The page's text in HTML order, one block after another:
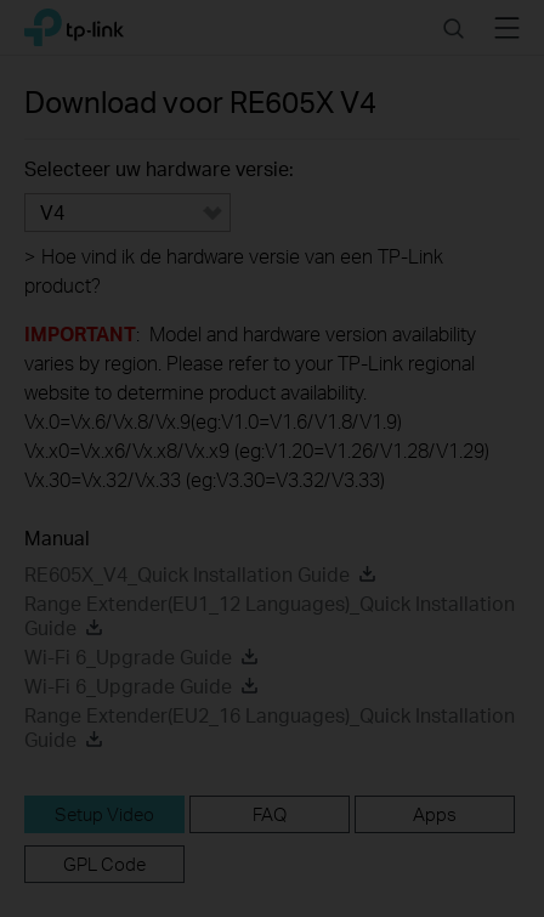
Click
navigation
TP-Link, Reliably Smart SearchMenu
Download voor RE605X V4
Selecteer uw hardware versie:
V4
> Hoe vind ik de hardware versie van een TP-Link
product?
IMPORTANT: Model and hardware version availability
varies by region. Please refer to your TP-Link regional
website to determine product availability.
Vx.0=Vx.6/Vx.8/Vx.9(eg:V1.0=V1.6/V1.8/V1.9)
Vx.x0=Vx.x6/Vx.x8/Vx.x9 (eg:V1.20=V1.26/V1.28/V1.29)
Vx.30=Vx.32/Vx.33 (eg:V3.30=V3.32/V3.33)
Manual
RE605X_V4_Quick Installation Guide
Range Extender(EU1_12 Languages)_Quick Installation
Guide
Wi-Fi 6_Upgrade Guide
Wi-Fi 6_Upgrade Guide
Range Extender(EU2_16 Languages)_Quick Installation
Guide
Setup Video FAQ Apps
GPL Code